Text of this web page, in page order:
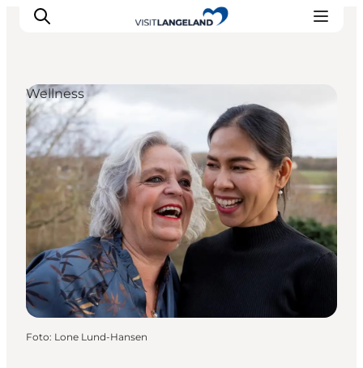
Oplevelser
Byer og øer
Outdoor
Overnatning
Planlæg ferie
Wellness
Foto: Lone Lund-Hansen